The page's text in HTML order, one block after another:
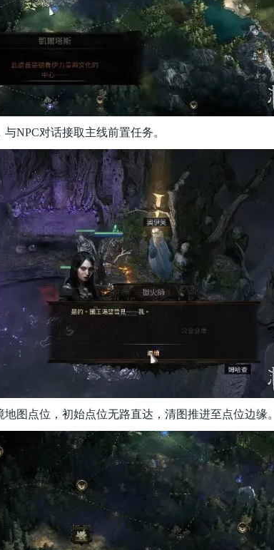
NPC对话接取主线前置任务。
图点位，初始点位无路直达，清图推进至点位边缘。